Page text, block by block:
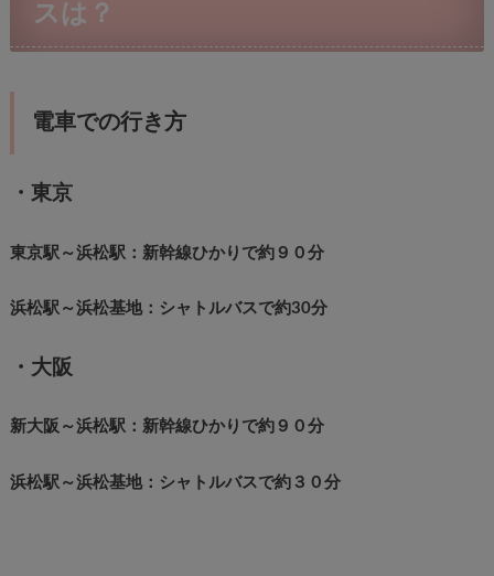
スは？
電車での行き方
・東京
東京駅～浜松駅：新幹線ひかりで約９０分
浜松駅～浜松基地：シャトルバスで約30分
・大阪
新大阪～浜松駅：新幹線ひかりで約９０分
浜松駅～浜松基地：シャトルバスで約３０分